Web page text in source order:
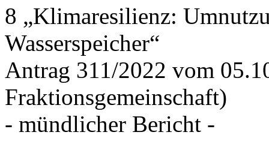
8 „Klimaresilienz:
Wasserspeicher“
Antrag 311/2022 vom
Fraktionsgemeinschaft)
- mündlicher Bericht -